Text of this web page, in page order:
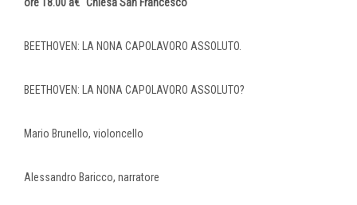
BEETHOVEN: LA NONA CAPOLAVORO ASSOLUTO.
BEETHOVEN: LA NONA CAPOLAVORO ASSOLUTO?
Mario Brunello, violoncello
Alessandro Baricco, narratore